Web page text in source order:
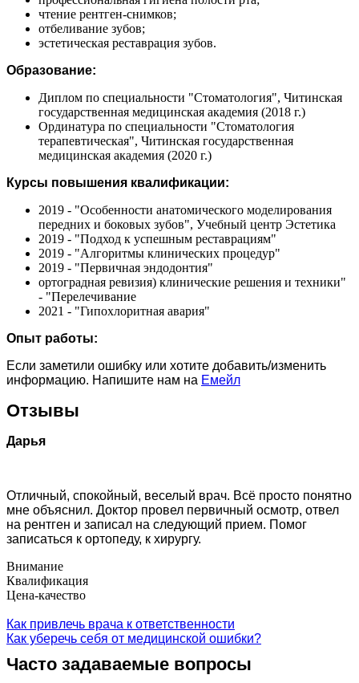
чтение рентген-снимков;
отбеливание зубов;
эстетическая реставрация зубов.
Образование:
Диплом по специальности "Стоматология", Читинская
государственная медицинская академия (2018 г.)
Ординатура по специальности "Стоматология
терапевтическая", Читинская государственная
медицинская академия (2020 г.)
Курсы повышения квалификации:
2019 - "Особенности анатомического моделирования
передних и боковых зубов", Учебный центр Эстетика
2019 - "Подход к успешным реставрациям"
2019 - "Алгоритмы клинических процедур"
2019 - "Первичная эндодонтия"
ортоградная ревизия) клинические решения и техники"
- "Перелечивание
2021 - "Гипохлоритная авария"
Опыт работы:
Если заметили ошибку или хотите добавить/изменить
информацию. Напишите нам на Емейл
Отзывы
Дарья
Отличный, спокойный, веселый врач. Всё просто понятно
мне объяснил. Доктор провел первичный осмотр, отвел
на рентген и записал на следующий прием. Помог
записаться к ортопеду, к хирургу.
Внимание
Квалификация
Цена-качество
Как привлечь врача к ответственности
Как уберечь себя от медицинской ошибки?
Часто задаваемые вопросы